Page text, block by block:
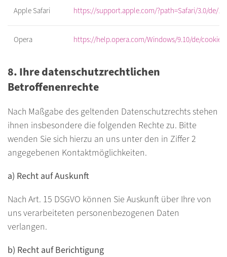
Apple Safari https://support.apple.com/?path=Safari/3.0/de/
Opera https://help.opera.com/Windows/9.10/de/
8. Ihre datenschutzrechtlichen
Betroffenenrechte
Nach Maßgabe des geltenden Datenschutzrechts stehen
ihnen insbesondere die folgenden Rechte zu. Bitte
wenden Sie sich hierzu an uns unter den in Ziffer 2
angegebenen Kontaktmöglichkeiten.
a) Recht auf Auskunft
Nach Art. 15 DSGVO können Sie Auskunft über Ihre von
uns verarbeiteten personenbezogenen Daten
verlangen.
b) Recht auf Berichtigung